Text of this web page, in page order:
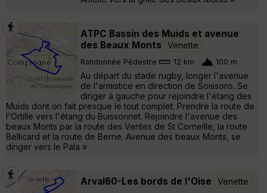
ATPC Bassin des Muids et avenue
des Beaux Monts
Venette
Randonnée Pédestre 12 km 100 m
Au départ du stade rugby, longer l'avenue
de l'armistice en direction de Soissons. Se
diriger à gauche pour rejoindre l'étang des
Muids dont on fait presque le tout complet. Prendre la route de
l'Ortille vers l'étang du Buissonnet. Rejoindre l'avenue des
beaux Monts par la route des Ventes de St Corneille, la route
Bellicard et la route de Berne. Avenue des beaux Monts, se
diriger vers le Pala »
Arval60-Les bords de l'Oise Venette